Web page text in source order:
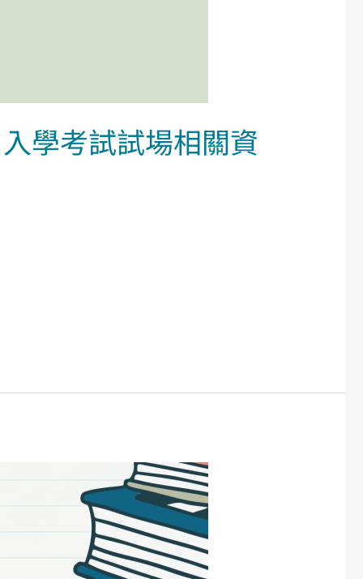
學考試試場相關資